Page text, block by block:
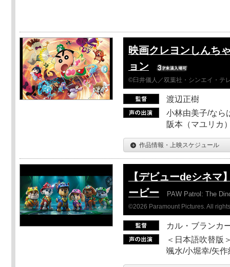
映画クレヨンしんち
ョン
©臼井儀人／双葉社・シンエイ・テ
渡辺正樹
小林由美子/なら
阪本（マユリカ
作品情報・上映スケジュール
【デビューdeシネマ
ービー
PAW Patrol: The
©2026 Paramount Pictures. All
カル・ブランカ
＜日本語吹替版
颯水/小堀幸/矢作